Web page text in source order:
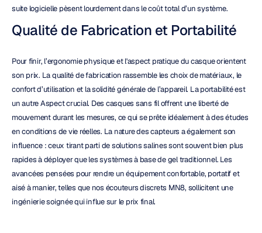
suite logicielle pèsent lourdement dans le coût total d’un système.
Qualité de Fabrication et Portabilité
Pour finir, l’ergonomie physique et l'aspect pratique du casque orientent
son prix. La qualité de fabrication rassemble les choix de matériaux, le
confort d’utilisation et la solidité générale de l’appareil. La portabilité est
un autre Aspect crucial. Des casques sans fil offrent une liberté de
mouvement durant les mesures, ce qui se prête idéalement à des études
en conditions de vie réelles. La nature des capteurs a également son
influence : ceux tirant parti de solutions salines sont souvent bien plus
rapides à déployer que les systèmes à base de gel traditionnel. Les
avancées pensées pour rendre un équipement confortable, portatif et
aisé à manier, telles que nos écouteurs discrets MN8, sollicitent une
ingénierie soignée qui influe sur le prix final.